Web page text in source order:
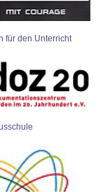
für den Unterricht